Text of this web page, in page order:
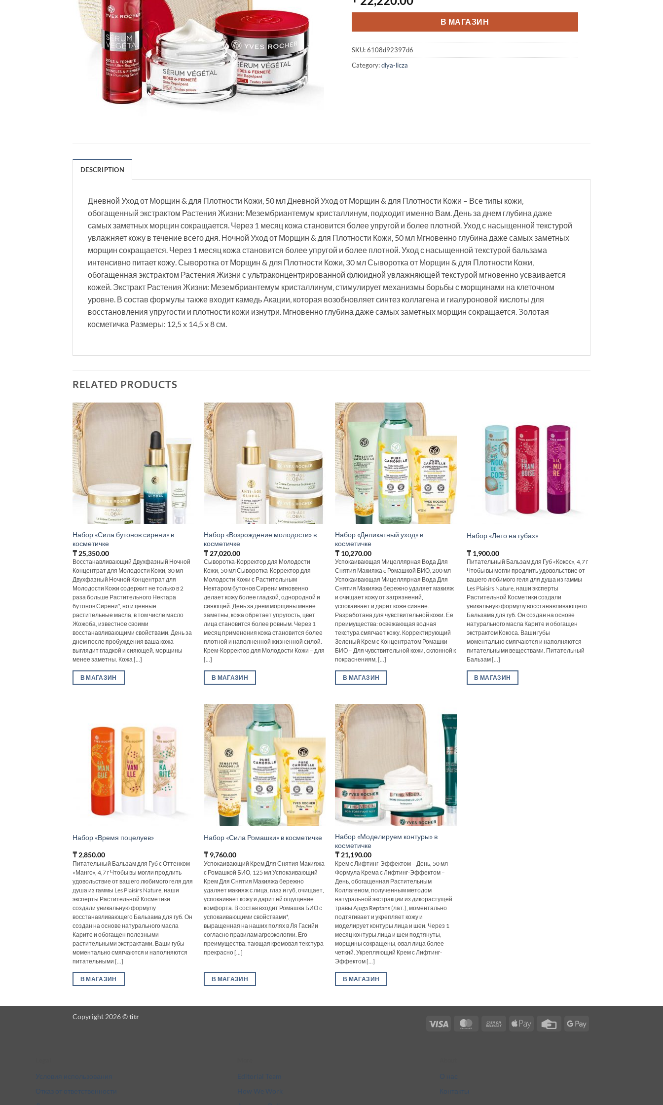
В МАГАЗИН
SKU:6108d92397d6
Category:dlya-licza
DESCRIPTION
Дневной Уход от Морщин & для Плотности Кожи, 50 мл Дневной Уход от Морщин & для Плотности Кожи – Все типы кожи‚
обогащенный экстрактом Растения Жизни: Мезембриантемум кристаллинум‚ подходит именно Вам. День за днем глубина даже
самых заметных морщин сокращается. Через 1 месяц кожа становится более упругой и более плотной. Уход с насыщенной текстурой
увлажняет кожу в течение всего дня. Ночной Уход от Морщин & для Плотности Кожи, 50 мл Мгновенно глубина даже самых заметных
морщин сокращается. Через 1 месяц кожа становится более упругой и более плотной. Уход с насыщенной текстурой бальзама
интенсивно питает кожу. Сыворотка от Морщин & для Плотности Кожи, 30 мл Сыворотка от Морщин & для Плотности Кожи‚
обогащенная экстрактом Растения Жизни с ультраконцентрированной флюидной увлажняющей текстурой мгновенно усваивается
кожей. Экстракт Растения Жизни: Мезембриантемум кристаллинум‚ стимулирует механизмы борьбы с морщинами на клеточном
уровне. В состав формулы также входит камедь Акации‚ которая возобновляет синтез коллагена и гиалуроновой кислоты для
восстановления упругости и плотности кожи изнутри. Мгновенно глубина даже самых заметных морщин сокращается. Золотая
косметичка Размеры: 12,5 x 14,5 x 8 см.
RELATED PRODUCTS
Набор «Сила бутонов сирени» в
косметичке
₸25,350.00
Восстанавливающий Двухфазный Ночной
Концентрат для Молодости Кожи, 30 мл
Двухфазный Ночной Концентрат для
Молодости Кожи содержит не только в 2
раза больше Растительного Нектара
бутонов Сирени*, но и ценные
растительные масла, в том числе масло
Жожоба, известное своими
восстанавливающими свойствами. День за
днем после пробуждения ваша кожа
выглядит гладкой и сияющей, морщины
менее заметны. Кожа [...]
В МАГАЗИН
Набор «Возрождение молодости» в
косметичке
₸ 27,020.00
Сыворотка-Корректор для Молодости
Кожи, 50 мл Сыворотка-Корректор для
Молодости Кожи с Растительным
Нектаром бутонов Сирени мгновенно
делает кожу более гладкой, однородной и
сияющей. День за днем морщины менее
заметны, кожа обретает упругость, цвет
лица становится более ровным. Через 1
месяц применения кожа становится более
плотной и наполненной жизненной силой.
Крем-Корректор для Молодости Кожи – для
[...]
В МАГАЗИН
Набор «Деликатный уход» в
косметичке
₸ 10,270.00
Успокаивающая Мицеллярная Вода Для
Снятия Макияжа c Ромашкой БИО, 200 мл
Успокаивающая Мицеллярная Вода Для
Снятия Макияжа бережно удаляет макияж
и очищает кожу от загрязнений,
успокаивает и дарит коже сияние.
Разработана для чувствительной кожи. Ее
преимущества: освежающая водная
текстура смягчает кожу. Корректирующий
Зеленый Крем с Концентратом Ромашки
БИО – Для чувствительной кожи, склонной к
покраснениям, [...]
В МАГАЗИН
Набор «Лето на губах»
₸1,900.00
Питательный Бальзам для Губ «Кокос», 4,7 г
Чтобы вы могли продлить удовольствие от
вашего любимого геля для душа из гаммы
Les Plaisirs Nature, наши эксперты
Растительной Косметики создали
уникальную формулу восстанавливающего
Бальзама для губ. Он создан на основе
натурального масла Карите и обогащен
экстрактом Кокоса. Ваши губы
моментально смягчаются и наполняются
питательными веществами. Питательный
Бальзам [...]
В МАГАЗИН
Набор «Время поцелуев»
₸2,850.00
Питательный Бальзам для Губ с Оттенком
«Манго», 4,7 г Чтобы вы могли продлить
удовольствие от вашего любимого геля для
душа из гаммы Les Plaisirs Nature, наши
эксперты Растительной Косметики
создали уникальную формулу
восстанавливающего Бальзама для губ. Он
создан на основе натурального масла
Карите и обогащен полезными
растительными экстрактами. Ваши губы
моментально смягчаются и наполняются
питательными [...]
В МАГАЗИН
Набор «Сила Ромашки» в косметичке
₸ 9,760.00
Успокаивающий Крем Для Снятия Макияжа
с Ромашкой БИО, 125 мл Успокаивающий
Крем Для Снятия Макияжа бережно
удаляет макияж с лица, глаз и губ, очищает,
успокаивает кожу и дарит ей ощущение
комфорта. В состав входит Ромашка БИО с
успокаивающими свойствами*,
выращенная на наших полях в Ля Гасийи
согласно правилам агроэкологии. Его
преимущества: тающая кремовая текстура
прекрасно [...]
В МАГАЗИН
Набор «Моделируем контуры» в
косметичке
₸21,190.00
Крем с Лифтинг-Эффектом – День, 50 мл
Формула Крема с Лифтинг-Эффектом –
День, обогащенная Растительным
Коллагеном, полученным методом
натуральной экстракции из дикорастущей
травы Ajuga Reptans (лат.), моментально
подтягивает и укрепляет кожу и
моделирует контуры лица и шеи. Через 1
месяц контуры лица и шеи подтянуты,
морщины сокращены, овал лица более
четкий. Укрепляющий Крем с Лифтинг-
Эффектом [...]
В МАГАЗИН
Visa MasterCardCash
Apple
Credit
Google
Copyright 2026 ©titr
Условия использования
Отказ от ответственности
Editorial Team
How We Work
О нас
Контакты